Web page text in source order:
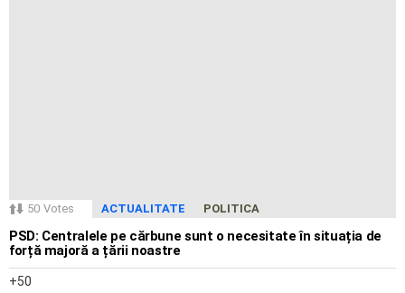
50 Votes ACTUALITATE POLITICA
PSD: Centralele pe cărbune sunt o necesitate în situația de
forță majoră a țării noastre
50